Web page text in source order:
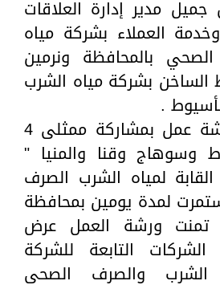
مدير إدارة العلاقات
وخدمة العملاء بشركة مياه
بالمحافظة ونرمين
الساخن بشركة مياه الشرب
.
حيث تم عقد ورشة عمل بمشاركة ممثلى 4
وسوهاج وقنا والمنيا "
لمياه الشرب الصرف
لمدة يومين بمحافظة
تمنت ورشة العمل عرض
التابعة للشركة
الشرب والصرف الصحى